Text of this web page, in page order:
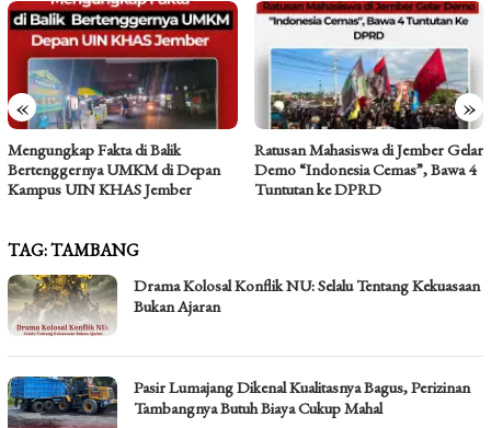
« »
Mengungkap Fakta di Balik
Bertenggernya UMKM di Depan
Kampus UIN KHAS Jember
Ratusan Mahasiswa di Jember Gelar
Demo “Indonesia Cemas”, Bawa 4
Tuntutan ke DPRD
TAG:TAMBANG
Drama Kolosal Konflik NU: Selalu Tentang Kekuasaan
Bukan Ajaran
Pasir Lumajang Dikenal Kualitasnya Bagus, Perizinan
Tambangnya Butuh Biaya Cukup Mahal